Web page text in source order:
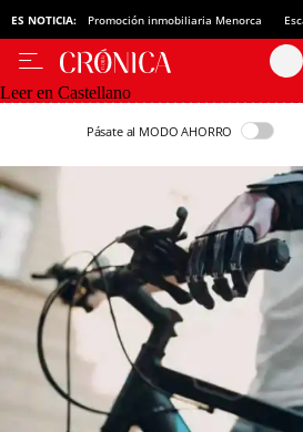
ES NOTICIA: Promoción inmobiliaria Menorca
Leer en Castellano
Pásate al MODO AHORRO